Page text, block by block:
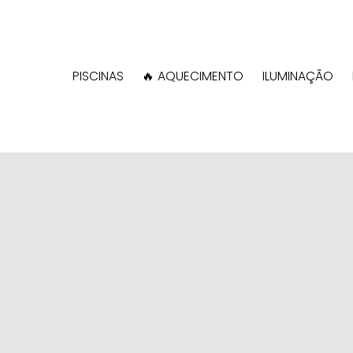
PISCINAS 🔥 AQUECIMENTO ILUMINAÇÃO